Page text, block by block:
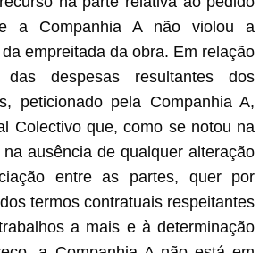
a Companhia A não violou a
empreitada da obra. Em relação
das despesas resultantes dos
peticionado pela Companhia A,
Colectivo que, como se notou na
ausência de qualquer alteração
entre as partes, quer por
termos contratuais respeitantes
a mais e à determinação